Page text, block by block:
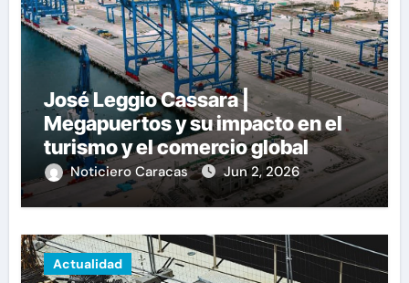
José Leggio Cassara |
Megapuertos y su impacto en el
turismo y el comercio global
Noticiero Caracas Jun 2, 2026
Actualidad